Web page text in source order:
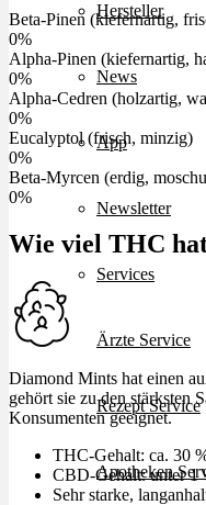
Hersteller
News
App
Newsletter
Services
Ärzte Service
Rezept Service
Apotheken
Beta-Pinen (kiefernartig,
0%
Alpha-Pinen (kiefernartig,
0%
Alpha-Cedren (holzartig,
0%
Eucalyptol (frisch, minzig)
0%
Beta-Myrcen (erdig,
0%
Wie viel THC
Diamond Mints hat einen
gehört sie zu den stärksten
Konsumenten geeignet.
THC-Gehalt: ca. 30
CBD-Gehalt: unter 1
Sehr starke,